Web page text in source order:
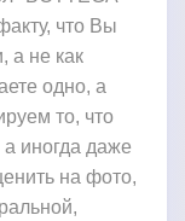
что Вы
а не как
одно, а
то, что
а иногда даже
на фото,